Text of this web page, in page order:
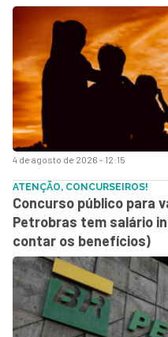
4 de agosto de 2026 - 12:15
ATENÇÃO, CONCURSEIROS!
Concurso público para
Petrobras tem salário
contar os benefícios)